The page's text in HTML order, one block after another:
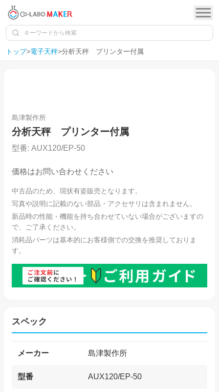
トップ>電子天秤>分析天秤 プリンター付属
島津製作所
分析天秤 プリンター付属
型番: AUX120/EP-50
価格はお問い合わせください
中古品のため、現状有姿販売となります。
写真や説明に記載のない部品・アクセサリは含まれません。
新品時の性能・機能を持ち合わせていない場合がございますの
で、ご了承ください。
消耗品パーツは基本的にお客様側での交換を推奨しておりま
す。
スペック
メーカー 島津製作所
型番 AUX120/EP-50